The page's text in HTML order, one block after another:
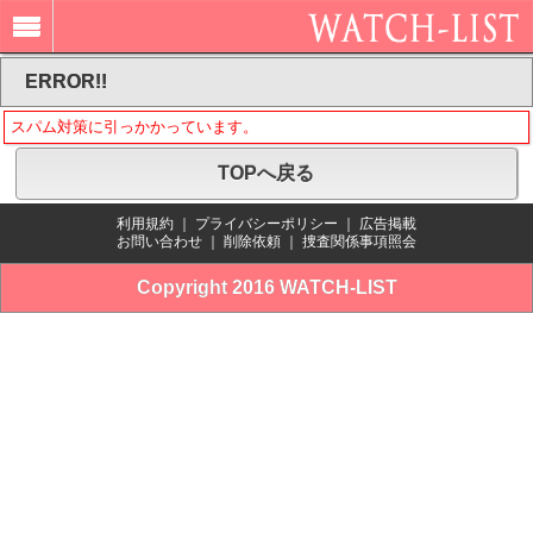
ERROR!!
スパム対策に引っかかっています。
TOPへ戻る
利用規約 プライバシーポリシー
広告掲載
お問い合わせ
削除依頼 捜査関係事項照会
Copyright 2016 WATCH-LIST